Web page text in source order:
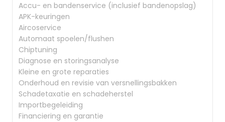
Accu- en bandenservice (inclusief bandenopslag)
APK-keuringen
Aircoservice
Automaat spoelen/flushen
Chiptuning
Diagnose en storingsanalyse
Kleine en grote reparaties
Onderhoud en revisie van versnellingsbakken
Schadetaxatie en schadeherstel
Importbegeleiding
Financiering en garantie